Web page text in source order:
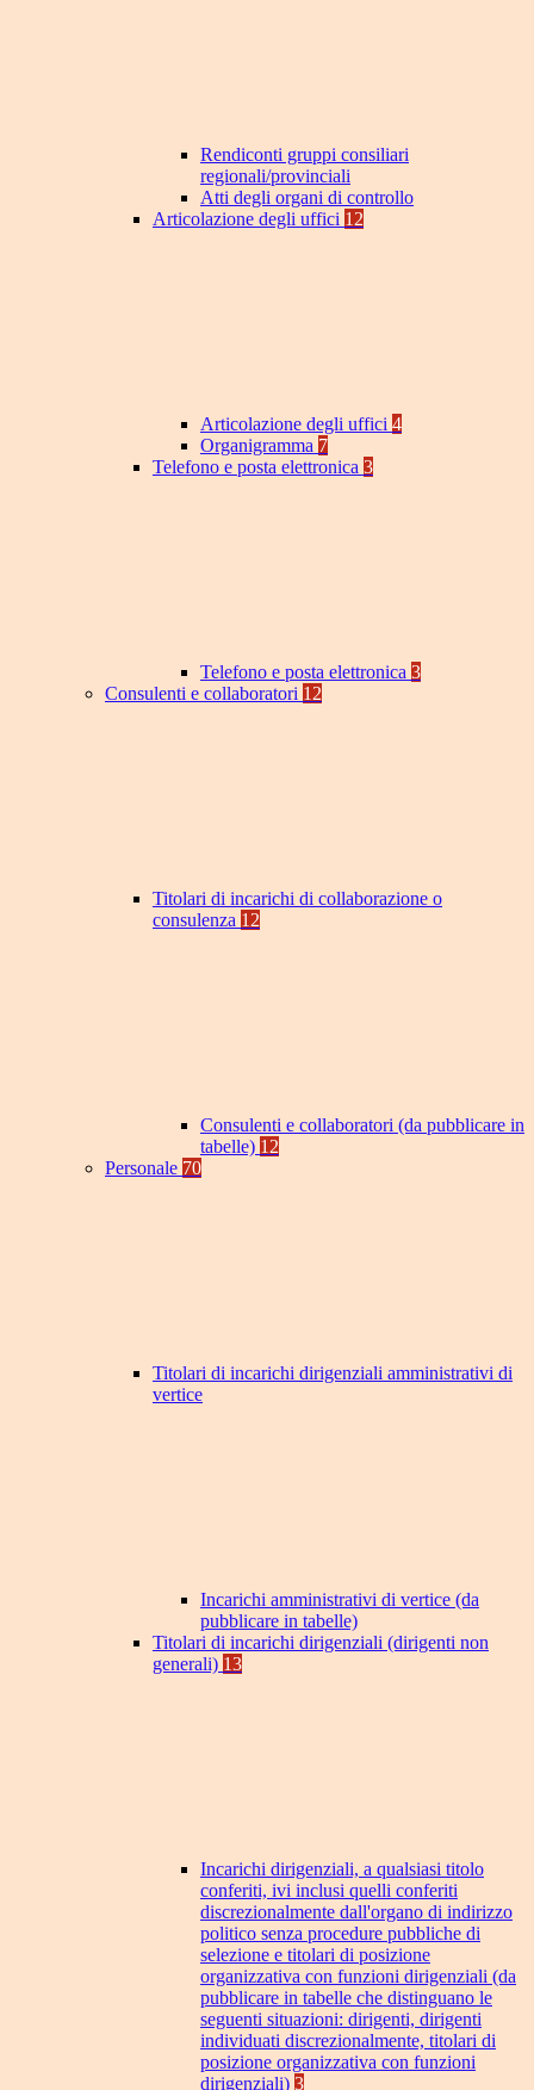
Rendiconti gruppi consiliari
regionali/provinciali
Atti degli organi di controllo
Articolazione degli uffici 12
Articolazione degli uffici 4
Organigramma 7
Telefono e posta elettronica 3
Telefono e posta elettronica 3
Consulenti e collaboratori 12
Titolari di incarichi di collaborazione o
consulenza 12
Consulenti e collaboratori (da pubblicare in
tabelle) 12
Personale 70
Titolari di incarichi dirigenziali amministrativi di
vertice
Incarichi amministrativi di vertice (da
pubblicare in tabelle)
Titolari di incarichi dirigenziali (dirigenti non
generali) 13
Incarichi dirigenziali, a qualsiasi titolo
conferiti, ivi inclusi quelli conferiti
discrezionalmente dall'organo di indirizzo
politico senza procedure pubbliche di
selezione e titolari di posizione
organizzativa con funzioni dirigenziali (da
pubblicare in tabelle che distinguano le
seguenti situazioni: dirigenti, dirigenti
individuati discrezionalmente, titolari di
posizione organizzativa con funzioni
dirigenziali) 3